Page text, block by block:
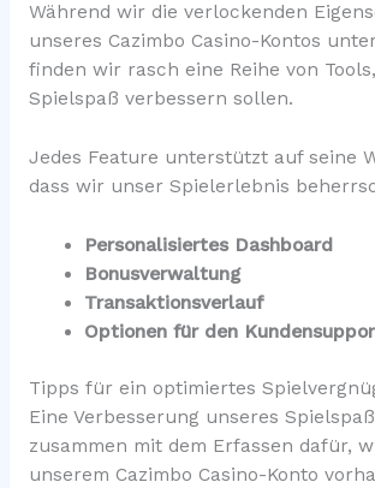
Während wir die verlockenden
unseres Cazimbo Casino-Kontos
finden wir rasch eine Reihe von
Spielspaß verbessern sollen.
Jedes Feature unterstützt auf seine
dass wir unser Spielerlebnis
Personalisiertes Dashboard
Bonusverwaltung
Transaktionsverlauf
Optionen für den
Tipps für ein optimiertes
Eine Verbesserung unseres
zusammen mit dem Erfassen dafür,
unserem Cazimbo Casino-Konto